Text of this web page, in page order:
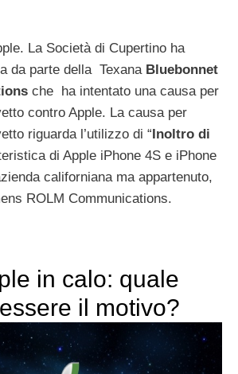
La Società di Cupertino ha
da parte della Texana Bluebonnet
che ha intentato una causa per
contro Apple. La causa per
riguarda l’utilizzo di “Inoltro di
di Apple iPhone 4S e iPhone
californiana ma appartenuto,
ROLM Communications.
in calo: quale
il motivo?